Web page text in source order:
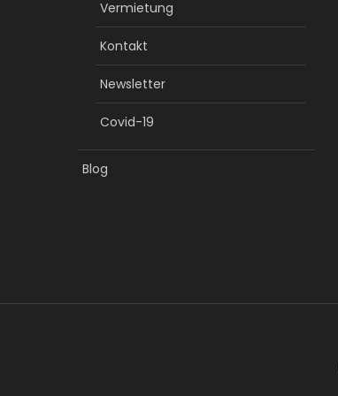
Vermietung
Kontakt
Newsletter
Covid-19
Blog